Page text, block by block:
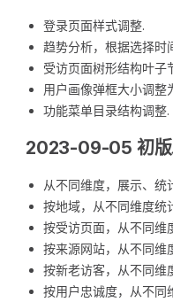
登录页面样式调整.
趋势分析，根据选择时
受访页面树形结构叶子
用户画像弹框大小调整
功能菜单目录结构调整.
2023-09-05 初版
从不同维度，展示、统
按地域，从不同维度统
按受访页面，从不同维
按来源网站，从不同维
按新老访客，从不同维
按用户忠诚度，从不同